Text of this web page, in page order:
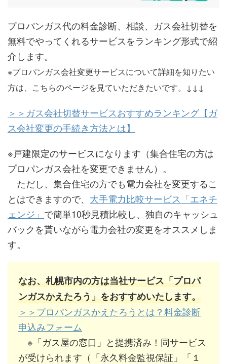
プロパンガス代の料金診断、相談、ガス会社切替を
無料でやってくれるサービスをランキング形式で紹
介します。
※プロパンガス会社変更サービスについて詳細を知りたい
方は、こちらのページを見ていただきたいです。↓↓↓
＞＞ガス会社切替サービスおすすめランキング【ガ
ス会社変更の手続き方法とは】
※戸建限定のサービスになります（集合住宅の方は
プロパンガス会社を変更できません）。
ただし、集合住宅の方でも電力会社を変更するこ
とはできますので、 大手電力比較サービス「エネチ
ェンジ」 で簡単10秒見積比較し、独自のキャッシュ
バックを貰いながら電力会社の変更をオススメしま
す。
なお、札幌市内の方は当社サービス「プロパ
ンガスかえたろう」をおすすめいたします。
＞＞プロパンガスかえたろうとは？料金診断
申込みフォーム
※「ガス屋の窓口」と提携済み！同サービス
が受けられます（「永久料金監視保証」「１